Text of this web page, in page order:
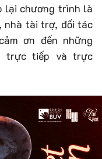
lại chương trình là
nhà tài trợ, đối tác
ơn đến những
trực tiếp và trực